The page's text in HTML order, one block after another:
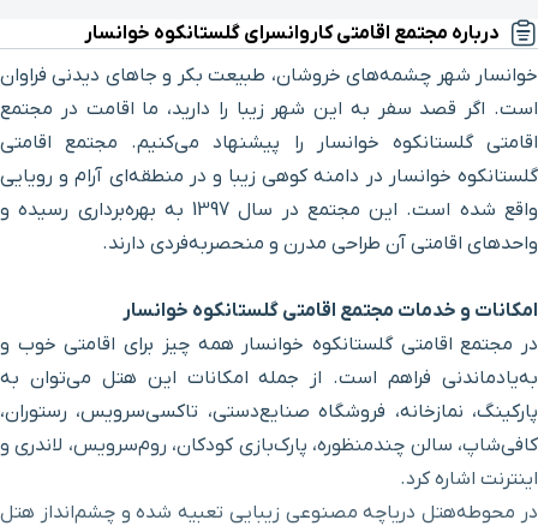
درباره مجتمع اقامتی کاروانسرای گلستانکوه خوانسار
خوانسار شهر چشمه‌های خروشان، طبیعت بکر و جاهای دیدنی فراوان
است. اگر قصد سفر به این شهر زیبا را دارید، ما اقامت در مجتمع
اقامتی گلستانکوه خوانسار را پیشنهاد می‌کنیم. مجتمع اقامتی
گلستانکوه خوانسار در دامنه کوهی زیبا و در منطقه‌ای آرام و رویایی
واقع شده است. این مجتمع در سال 1397 به بهره‌برداری رسیده و
واحدهای اقامتی آن طراحی مدرن و منحصربه‌فردی دارند.
امکانات و خدمات مجتمع اقامتی گلستانکوه خوانسار
در مجتمع اقامتی گلستانکوه خوانسار همه چیز برای اقامتی خوب و
به‌یادماندنی فراهم است. از جمله امکانات این هتل می‌توان به
پارکینگ، نمازخانه، فروشگاه صنایع‌دستی، تاکسی‌سرویس، رستوران،
کافی‌شاپ، سالن چندمنظوره، پارک‌بازی کودکان، روم‌سرویس، لاندری و
اینترنت اشاره کرد.
در محوطه‌هتل دریاچه مصنوعی زیبایی تعبیه شده و چشم‌انداز هتل